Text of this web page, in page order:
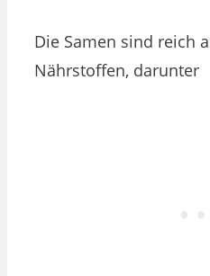
Die Samen sind reich
Nährstoffen, darunter